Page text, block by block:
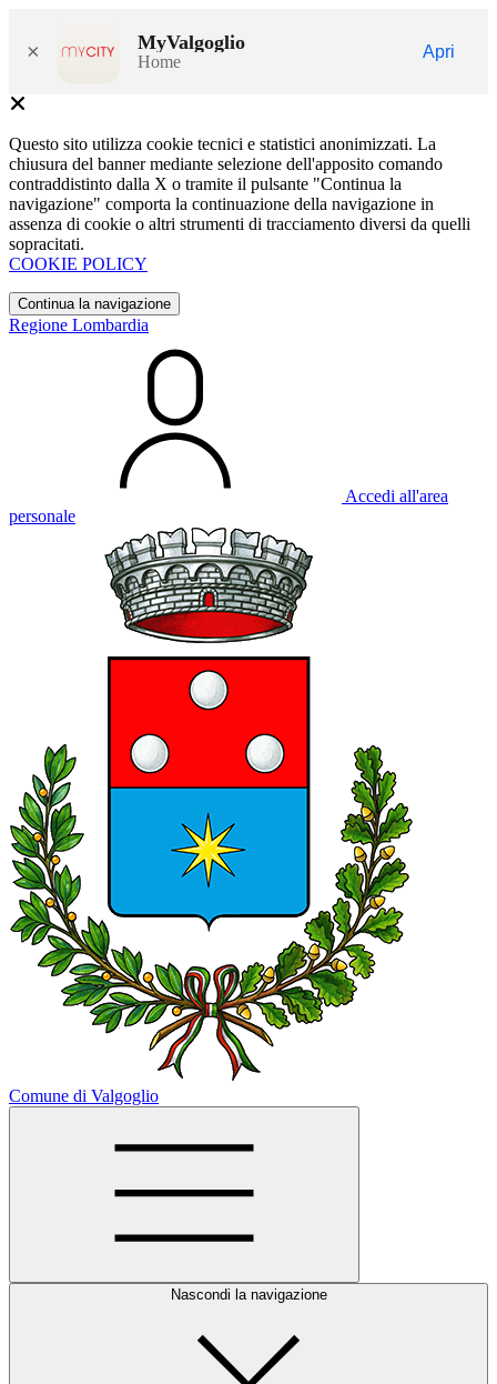
× MyValgoglio
Home
Apri
Questo sito utilizza cookie tecnici e statistici anonimizzati. La
chiusura del banner mediante selezione dell'apposito comando
contraddistinto dalla X o tramite il pulsante "Continua la
navigazione" comporta la continuazione della navigazione in
assenza di cookie o altri strumenti di tracciamento diversi da quelli
sopracitati.
COOKIE POLICY
Continua la navigazione
Regione Lombardia
Accedi all'area
personale
Comune di Valgoglio
Nascondi la navigazione